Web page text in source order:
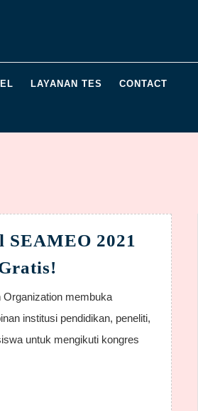
LAYANAN TES CONTACT
2021
Internasional
SEAMEO
2021
institusi pendidikan, peneliti,
untuk mengikuti kongres